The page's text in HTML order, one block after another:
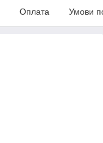
Оплата Умови